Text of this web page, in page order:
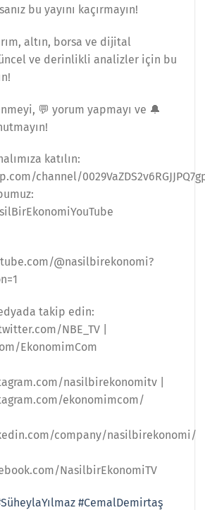
bu yayını kaçırmayın!
altın, borsa ve dijital
ve derinlikli analizler için bu
💬 yorum yapmayı ve 🔔
katılın:
channel/
@nasilbirekonomi?
takip edin:
NBE_TV |
EkonomimCom
nasilbirekonomitv |
ekonomimcom/
company/nasilbirekonomi/
NasilbirEkonomiTV
#CemalDemirtaş